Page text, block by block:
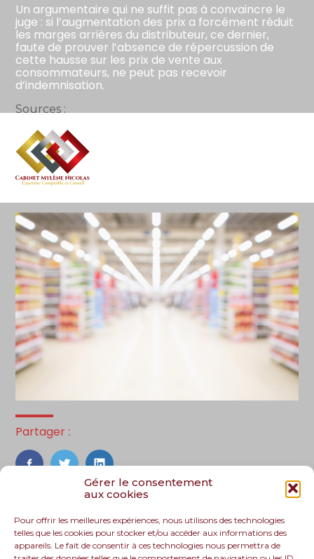
Gérer le consentement
aux cookies
Pour offrir les meilleures expériences, nous utilisons des technologies
telles que les cookies pour stocker et/ou accéder aux informations des
appareils. Le fait de consentir à ces technologies nous permettra de
Aller
au
contenu
Un argumentaire qui ne suffit pas à convaincre le
juge : si l’augmentation des prix a forcément réduit
les marges arrières du distributeur, ce dernier,
faute de prouver l’absence de répercussion de
cette hausse sur les prix de vente aux
consommateurs, ne peut pas recevoir
d’indemnisation.
Sources :
Arrêt de la Cour de cassation, chambre
commerciale, du 6 septembre 2023, no 22-13753
Concertation entre concurrents pour augmenter
les prix : le distributeur est-il floué ?
Partager :
FaceBook
TwitterLinkedIn